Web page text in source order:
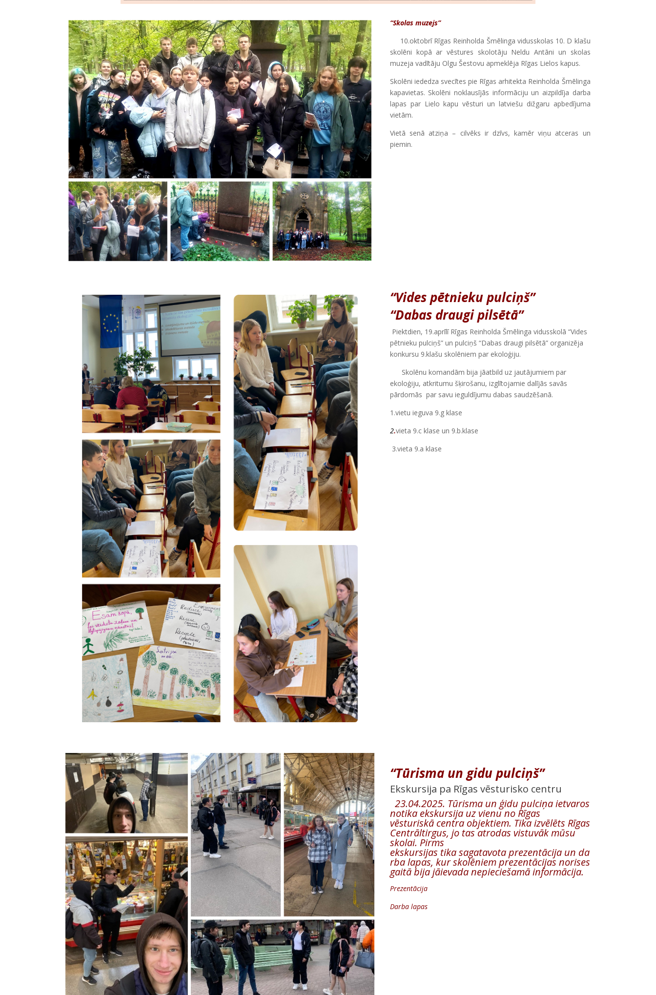
“Skolas muzejs”
10.oktobrī Rīgas Reinholda Šmēlinga vidusskolas 10. D klašu
skolēni kopā ar vēstures skolotāju Neldu Antāni un skolas
muzeja vadītāju Olgu Šestovu apmeklēja Rīgas Lielos kapus.
Skolēni iededza svecītes pie Rīgas arhitekta Reinholda Šmēlinga
kapavietas. Skolēni noklausījās informāciju un aizpildīja darba
lapas par Lielo kapu vēsturi un latviešu dižgaru apbedījuma
vietām.
Vietā senā atziņa – cilvēks ir dzīvs, kamēr viņu atceras un
piemin.
“Vides pētnieku pulciņš”
“Dabas draugi pilsētā”
Piektdien, 19.aprīlī Rīgas Reinholda Šmēlinga vidusskolā “Vides
pētnieku pulciņš” un pulciņš “Dabas draugi pilsētā” organizēja
konkursu 9.klašu skolēniem par ekoloģiju.
Skolēnu komandām bija jāatbild uz jautājumiem par
ekoloģiju, atkritumu šķirošanu, izglītojamie dalījās savās
pārdomās par savu ieguldījumu dabas saudzēšanā.
1.vietu ieguva 9.g klase
2.vieta 9.c klase un 9.b.klase
3.vieta 9.a klase
“Tūrisma un gidu pulciņš”
Ekskursija pa Rīgas vēsturisko centru
23.04.2025. Tūrisma un ģidu pulciņa ietvaros
notika ekskursija uz vienu no Rīgas
vēsturiskā centra objektiem. Tika izvēlēts Rīgas
Centrāltirgus, jo tas atrodas vistuvāk mūsu
skolai. Pirms
ekskursijas tika sagatavota prezentācija un da
rba lapas, kur skolēniem prezentācijas norises
gaitā bija jāievada nepieciešamā informācija.
Prezentācija
Darba lapas